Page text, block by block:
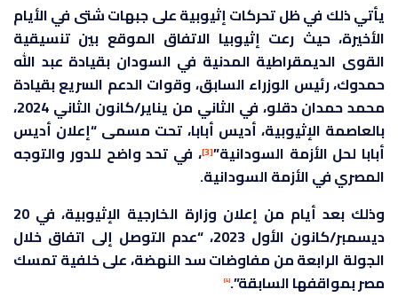
يأتي ذلك في ظل تحركات إثيوبية على جبهات شتى في الأيام
الأخيرة، حيث رعت إثيوبيا الاتفاق الموقع بين تنسيقية
القوى الديمقراطية المدنية في السودان بقيادة عبد الله
حمدوك، رئيس الوزراء السابق، وقوات الدعم السريع بقيادة
محمد حمدان دقلو، في الثاني من يناير/كانون الثاني 2024،
بالعاصمة الإثيوبية، أديس أبابا، تحت مسمى “إعلان أديس
أبابا لحل الأزمة السودانية”[3] ، في تحد واضح للدور والتوجه
المصري في الأزمة السودانية.
وذلك بعد أيام من إعلان وزارة الخارجية الإثيوبية، في 20
ديسمبر/كانون الأول 2023، “عدم التوصل إلى اتفاق خلال
الجولة الرابعة من مفاوضات سد النهضة، على خلفية تمسك
مصر بمواقفها السابقة”.[4]